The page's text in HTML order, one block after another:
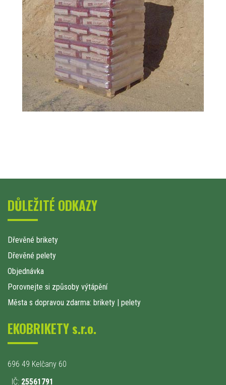
DŮLEŽITÉ ODKAZY
Dřevěné brikety
Dřevěné pelety
Objednávka
Porovnejte si způsoby výtápění
Města s dopravou zdarma: brikety | pelety
EKOBRIKETY s.r.o.
696 49 Kelčany 60
IČ: 25561791